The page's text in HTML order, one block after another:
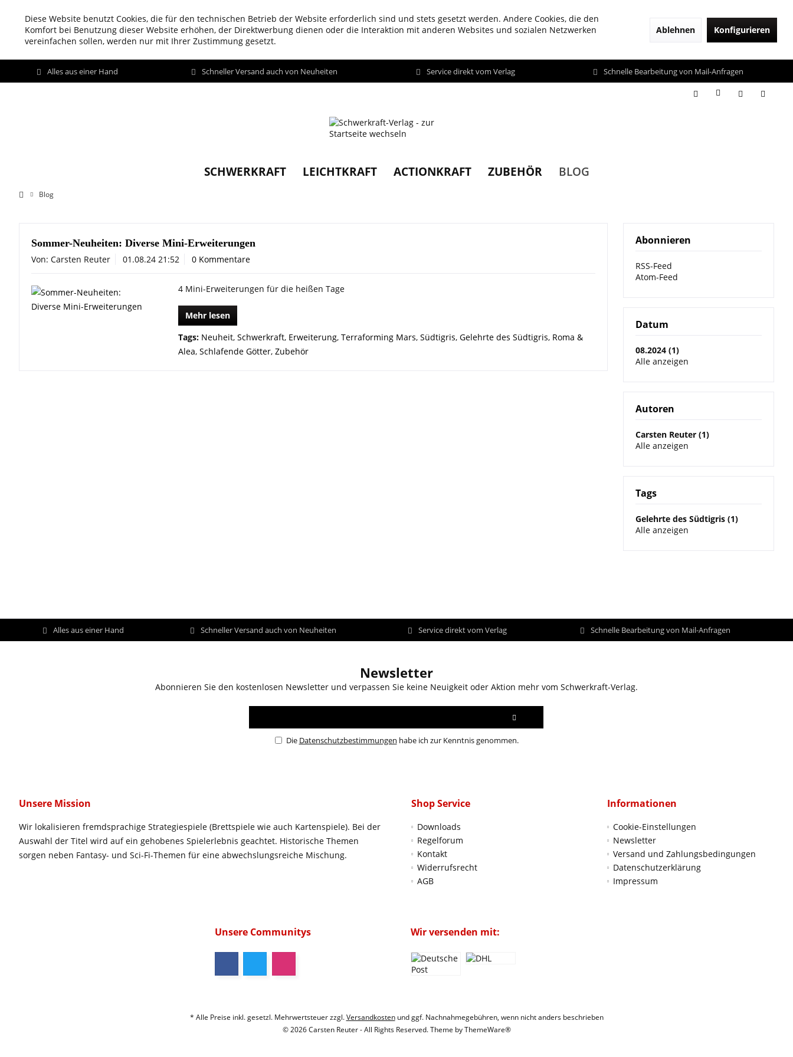
Diese Website benutzt Cookies, die für den technischen Betrieb der Website erforderlich sind und stets gesetzt werden. Andere Cookies, die den
Komfort bei Benutzung dieser Website erhöhen, der Direktwerbung dienen oder die Interaktion mit anderen Websites und sozialen Netzwerken
vereinfachen sollen, werden nur mit Ihrer Zustimmung gesetzt.
Ablehnen Konfigurieren
Alles aus einer Hand Schneller Versand auch von Neuheiten Service direkt vom Verlag Schnelle Bearbeitung von Mail-Anfragen
SCHWERKRAFT LEICHTKRAFT ACTIONKRAFT ZUBEHÖR BLOG
Blog
Abonnieren
RSS-Feed
Atom-Feed
Datum
08.2024 (1)
Alle anzeigen
Autoren
Carsten Reuter (1)
Alle anzeigen
Tags
Gelehrte des Südtigris (1)
Alle anzeigen
Sommer-Neuheiten: Diverse Mini-Erweiterungen
Von: Carsten Reuter 01.08.24 21:52 0 Kommentare
4 Mini-Erweiterungen für die heißen Tage
Mehr lesen
Tags: Neuheit, Schwerkraft, Erweiterung, Terraforming Mars, Südtigris, Gelehrte des Südtigris, Roma &
Alea, Schlafende Götter, Zubehör
Alles aus einer Hand Schneller Versand auch von Neuheiten Service direkt vom Verlag Schnelle Bearbeitung von Mail-Anfragen
Newsletter
Abonnieren Sie den kostenlosen Newsletter und verpassen Sie keine Neuigkeit oder Aktion mehr vom Schwerkraft-Verlag.
Die Datenschutzbestimmungen habe ich zur Kenntnis genommen.
Unsere Mission
Wir lokalisieren fremdsprachige Strategiespiele (Brettspiele wie auch Kartenspiele). Bei der
Auswahl der Titel wird auf ein gehobenes Spielerlebnis geachtet. Historische Themen
sorgen neben Fantasy- und Sci-Fi-Themen für eine abwechslungsreiche Mischung.
Shop Service
Downloads
Regelforum
Kontakt
Widerrufsrecht
AGB
Informationen
Cookie-Einstellungen
Newsletter
Versand und Zahlungsbedingungen
Datenschutzerklärung
Impressum
Unsere Communitys Wir versenden mit:
* Alle Preise inkl. gesetzl. Mehrwertsteuer zzgl.Versandkostenund ggf. Nachnahmegebühren, wenn nicht anders beschrieben
© 2026 Carsten Reuter - All Rights Reserved. Theme byThemeWare®